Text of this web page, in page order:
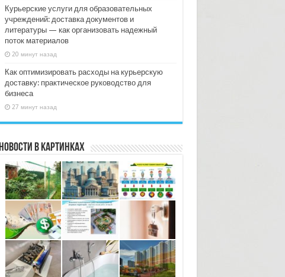
Курьерские услуги для образовательных
учреждений: доставка документов и
литературы — как организовать надежный
поток материалов
20 минут назад
Как оптимизировать расходы на курьерскую
доставку: практическое руководство для
бизнеса
27 минут назад
Новости в картинках